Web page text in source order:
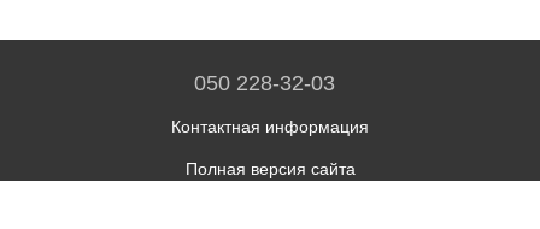
050 228-32-03
Контактная информация
Полная версия сайта